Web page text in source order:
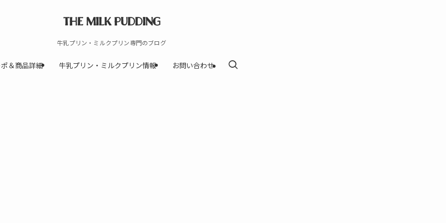
THE MILK PUDDING
牛乳プリン・ミルクプリン専門のブログ
＆商品詳細 牛乳プリン・ミルクプリン情報 お問い合わせ